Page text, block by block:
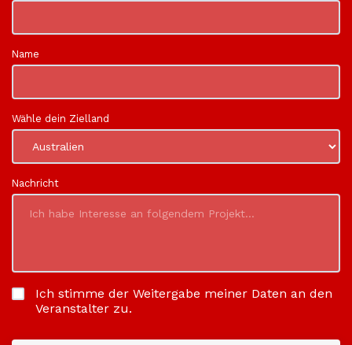
Name
Wähle dein Zielland
Nachricht
Ich stimme der Weitergabe meiner Daten an den
Veranstalter zu.